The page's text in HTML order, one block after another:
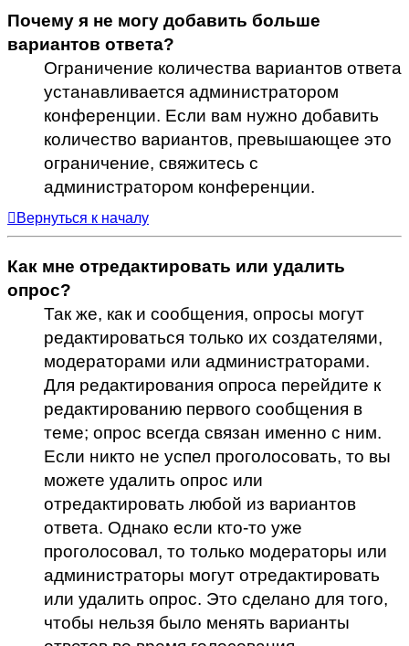
Почему я не могу добавить больше
вариантов ответа?
Ограничение количества вариантов ответа
устанавливается администратором
конференции. Если вам нужно добавить
количество вариантов, превышающее это
ограничение, свяжитесь с
администратором конференции.
Вернуться к началу
Как мне отредактировать или удалить
опрос?
Так же, как и сообщения, опросы могут
редактироваться только их создателями,
модераторами или администраторами.
Для редактирования опроса перейдите к
редактированию первого сообщения в
теме; опрос всегда связан именно с ним.
Если никто не успел проголосовать, то вы
можете удалить опрос или
отредактировать любой из вариантов
ответа. Однако если кто-то уже
проголосовал, то только модераторы или
администраторы могут отредактировать
или удалить опрос. Это сделано для того,
чтобы нельзя было менять варианты